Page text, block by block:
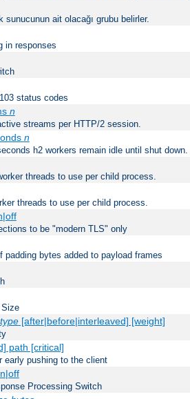
sunucunun ait olacağı grubu belirler.
in responses
status codes
n
streams per HTTP/2 session.
n
h2 workers remain idle until shut down.
threads to use per child process.
threads to use per child process.
to be "modern TLS" only
padding bytes added to payload frames
Size
[after|before|interleaved] [weight]
path [critical]
early pushing to the client
Processing Switch